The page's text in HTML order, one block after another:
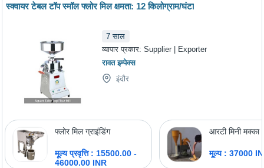
स्क्वायर टेबल टॉप स्मॉल फ्लोर मिल क्षमता: 12 किलोग्राम/घंटा
7 साल
व्यापार प्रकार:Supplier | Exporter
रावत इम्पेक्स
इंदौर
फ्लोर मिल ग्राइंडिंग
मूल्य प्रवृत्ति : 15500.00 -
46000.00 INR
आरटी मिनी मक्का
मूल्य : 37000